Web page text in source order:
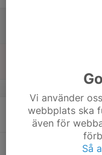
Vi använder
webbplats ska
även för
Så